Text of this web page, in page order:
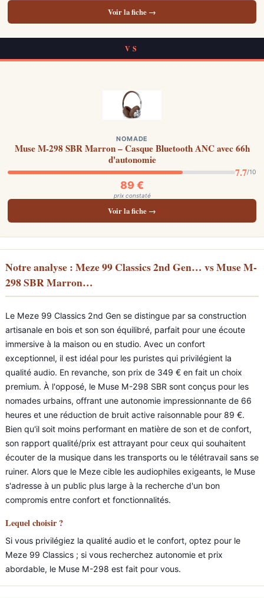
Voir la fiche →
VS
NOMADE
Muse M-298 SBR Marron – Casque Bluetooth ANC avec 66h
d'autonomie
7.7/10
89 €
prix constaté
Voir la fiche →
Notre analyse : Meze 99 Classics 2nd Gen… vs Muse M-
298 SBR Marron…
Le Meze 99 Classics 2nd Gen se distingue par sa construction
artisanale en bois et son son équilibré, parfait pour une écoute
immersive à la maison ou en studio. Avec un confort
exceptionnel, il est idéal pour les puristes qui privilégient la
qualité audio. En revanche, son prix de 349 € en fait un choix
premium. À l'opposé, le Muse M-298 SBR sont conçus pour les
nomades urbains, offrant une autonomie impressionnante de 66
heures et une réduction de bruit active raisonnable pour 89 €.
Bien qu'il soit moins performant en matière de son et de confort,
son rapport qualité/prix est attrayant pour ceux qui souhaitent
écouter de la musique dans les transports ou le télétravail sans se
ruiner. Alors que le Meze cible les audiophiles exigeants, le Muse
s'adresse à un public plus large à la recherche d'un bon
compromis entre confort et fonctionnalités.
Lequel choisir ?
Si vous privilégiez la qualité audio et le confort, optez pour le
Meze 99 Classics ; si vous recherchez autonomie et prix
abordable, le Muse M-298 est fait pour vous.